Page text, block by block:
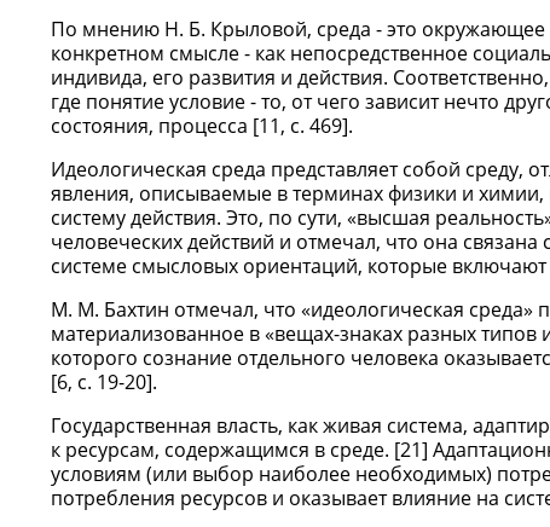
По мнению Н. Б. Крыловой, среда - это окружающее
конкретном смысле - как непосредственное
индивида, его развития и действия.
где понятие условие - то, от чего зависит нечто
состояния, процесса [11, c. 469].
Идеологическая среда представляет собой среду,
явления, описываемые в терминах физики и
систему действия. Это, по сути, «высшая
человеческих действий и отмечал, что она
системе смысловых ориентаций, которые
М. М. Бахтин отмечал, что «идеологическая среда»
материализованное в «вещах-знаках разных
которого сознание отдельного человека
[6, c. 19-20].
Государственная власть, как живая система,
к ресурсам, содержащимся в среде. [21]
условиям (или выбор наиболее необходимых)
потребления ресурсов и оказывает влияние на